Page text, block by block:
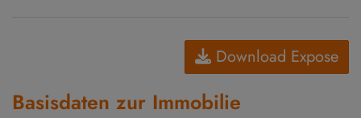
Download Expose
Basisdaten zur Immobilie